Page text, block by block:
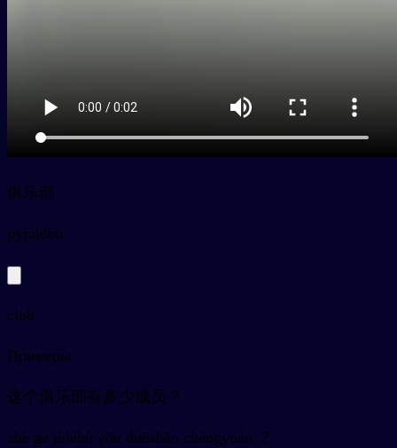
俱乐部
pyjùlèbù
club
Примеры
这个俱乐部有多少成员？
zhè ge jùlèbù yǒu duōshǎo chéngyuán ？